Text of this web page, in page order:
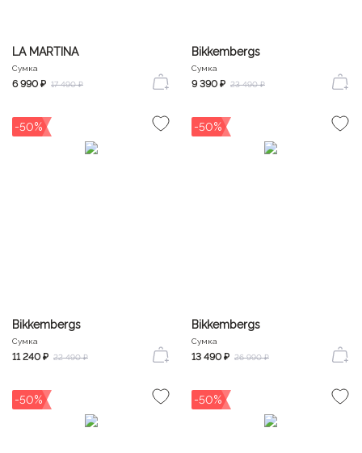
LA MARTINA
Сумка
6 990 ₽ 17 490 ₽
Bikkembergs
Сумка
9 390 ₽ 23 490 ₽
-50%
Bikkembergs
Сумка
11 240 ₽ 22 490 ₽
-50%
Bikkembergs
Сумка
13 490 ₽ 26 990 ₽
-50% -50%